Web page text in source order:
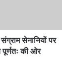
सेनानियों पर
पूर्णतः की ओर